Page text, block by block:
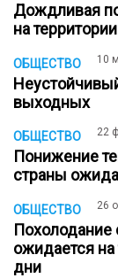
Дождливая
на
ОБЩЕСТВО 10
выходных
ОБЩЕСТВО 22
Понижение
страны
ОБЩЕСТВО 26
Похолодание
ожидается
дни